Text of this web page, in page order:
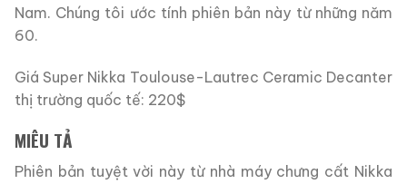
Nam. Chúng tôi ước tính phiên bản này từ những năm
60.
Giá Super Nikka Toulouse-Lautrec Ceramic Decanter
thị trường quốc tế: 220$
MIÊU TẢ
Phiên bản tuyệt vời này từ nhà máy chưng cất Nikka